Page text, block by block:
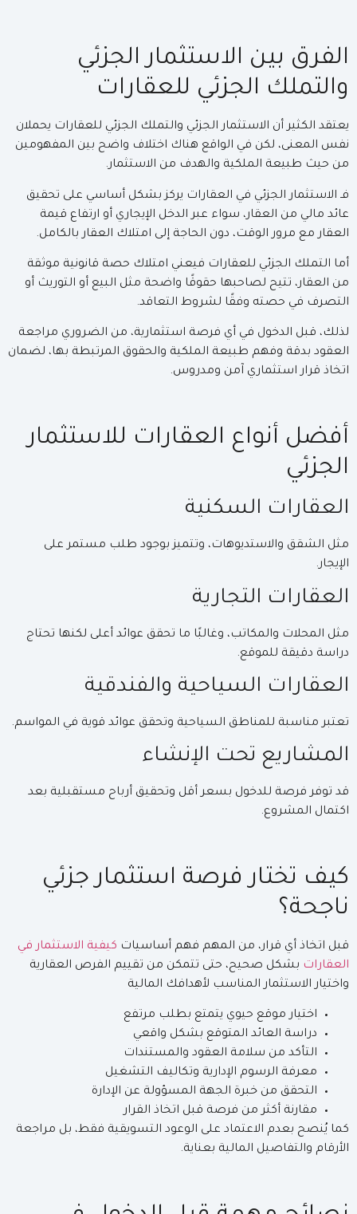
الفرق بين الاستثمار الجزئي
والتملك الجزئي للعقارات
يعتقد الكثير أن الاستثمار الجزئي والتملك الجزئي للعقارات يحملان
نفس المعنى، لكن في الواقع هناك اختلاف واضح بين المفهومين
من حيث طبيعة الملكية والهدف من الاستثمار.
فـ الاستثمار الجزئي في العقارات يركز بشكل أساسي على تحقيق
عائد مالي من العقار، سواء عبر الدخل الإيجاري أو ارتفاع قيمة
العقار مع مرور الوقت، دون الحاجة إلى امتلاك العقار بالكامل.
أما التملك الجزئي للعقارات فيعني امتلاك حصة قانونية موثقة
من العقار، تتيح لصاحبها حقوقًا واضحة مثل البيع أو التوريث أو
التصرف في حصته وفقًا لشروط التعاقد.
لذلك، قبل الدخول في أي فرصة استثمارية، من الضروري مراجعة
العقود بدقة وفهم طبيعة الملكية والحقوق المرتبطة بها، لضمان
اتخاذ قرار استثماري آمن ومدروس.
أفضل أنواع العقارات للاستثمار
الجزئي
العقارات السكنية
مثل الشقق والاستديوهات، وتتميز بوجود طلب مستمر على
الإيجار.
العقارات التجارية
مثل المحلات والمكاتب، وغالبًا ما تحقق عوائد أعلى لكنها تحتاج
دراسة دقيقة للموقع.
العقارات السياحية والفندقية
تعتبر مناسبة للمناطق السياحية وتحقق عوائد قوية في المواسم.
المشاريع تحت الإنشاء
قد توفر فرصة للدخول بسعر أقل وتحقيق أرباح مستقبلية بعد
اكتمال المشروع.
كيف تختار فرصة استثمار جزئي
ناجحة؟
قبل اتخاذ أي قرار، من المهم فهم أساسيات كيفية الاستثمار في
العقارات بشكل صحيح، حتى تتمكن من تقييم الفرص العقارية
واختيار الاستثمار المناسب لأهدافك المالية
اختيار موقع حيوي يتمتع بطلب مرتفع
دراسة العائد المتوقع بشكل واقعي
التأكد من سلامة العقود والمستندات
معرفة الرسوم الإدارية وتكاليف التشغيل
التحقق من خبرة الجهة المسؤولة عن الإدارة
مقارنة أكثر من فرصة قبل اتخاذ القرار
كما يُنصح بعدم الاعتماد على الوعود التسويقية فقط، بل مراجعة
الأرقام والتفاصيل المالية بعناية.